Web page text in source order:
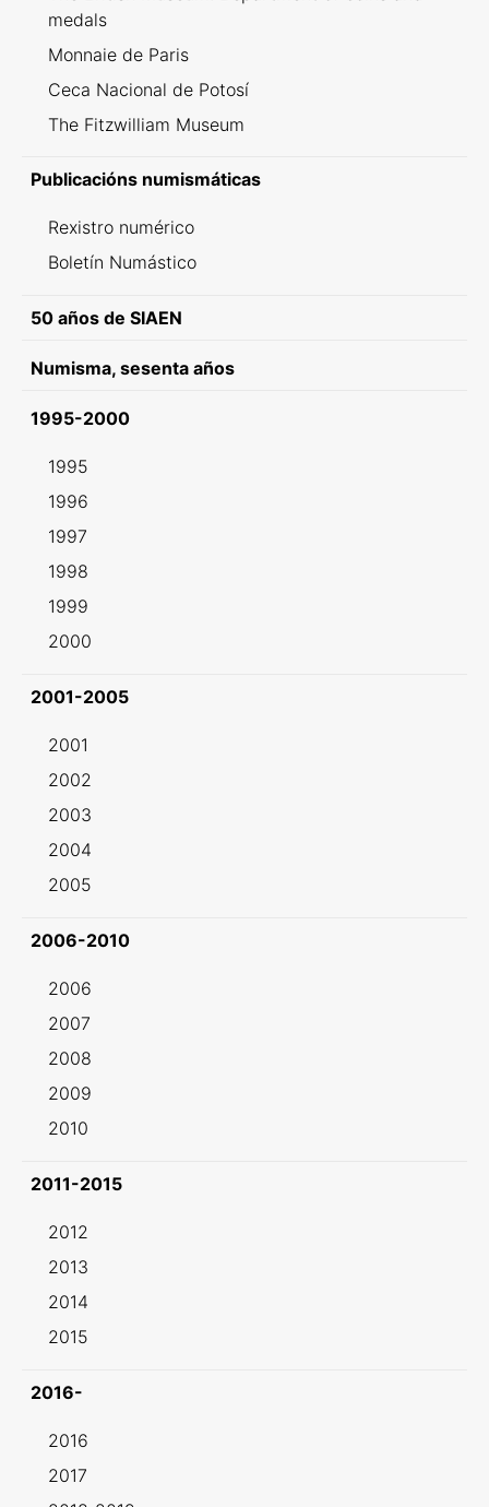
medals
Monnaie de Paris
Ceca Nacional de Potosí
The Fitzwilliam Museum
Publicacións numismáticas
Rexistro numérico
Boletín Numástico
50 años de SIAEN
Numisma, sesenta años
1995-2000
1995
1996
1997
1998
1999
2000
2001-2005
2001
2002
2003
2004
2005
2006-2010
2006
2007
2008
2009
2010
2011-2015
2012
2013
2014
2015
2016-
2016
2017